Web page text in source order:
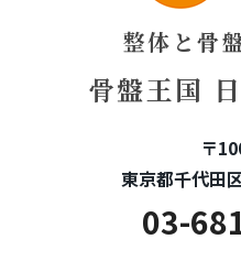
整体と骨
骨盤王国
〒
東京都千代田
03-